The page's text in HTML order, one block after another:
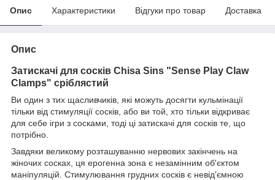
Опис Характеристики Відгуки про товар Доставка
Опис
Затискачі для сосків Chisa Sins "Sense Play Claw
Clamps" сріблястий
Ви один з тих щасливчиків, які можуть досягти кульмінації
тільки від стимуляції сосків, або ви той, хто тільки відкриває
для себе ігри з сосками, тоді ці затискачі для сосків те, що
потрібно.
Завдяки великому розташуванню нервових закінчень на
жіночих сосках, ця ерогенна зона є незамінним об'єктом
маніпуляцій. Стимулювання грудних сосків є невід'ємною